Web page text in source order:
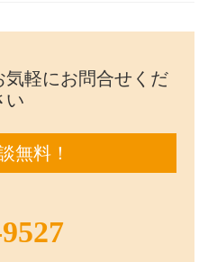
気軽にお問合せくだ
い
無料！